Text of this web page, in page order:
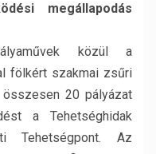
megállapodás
közül a
fölkért szakmai zsűri
összesen 20 pályázat
a Tehetséghidak
Tehetségpont. Az